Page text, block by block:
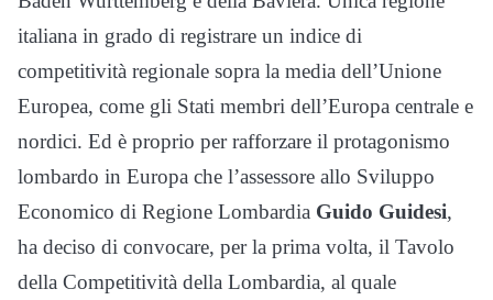
italiana in grado di registrare un indice di
competitività regionale sopra la media dell’Unione
Europea, come gli Stati membri dell’Europa centrale e
nordici. Ed è proprio per rafforzare il protagonismo
lombardo in Europa che l’assessore allo Sviluppo
Economico di Regione Lombardia Guido Guidesi,
ha deciso di convocare, per la prima volta, il Tavolo
della Competitività della Lombardia, al quale